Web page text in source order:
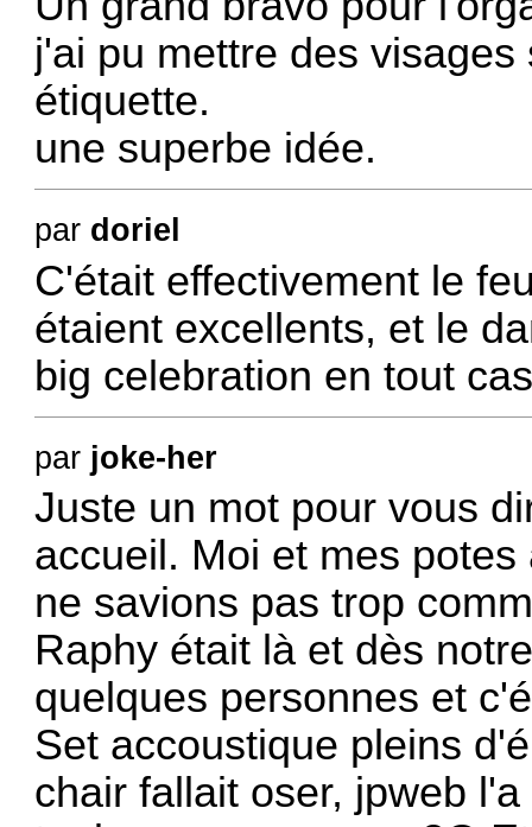
j'ai pu mettre des
étiquette.
une superbe idée.
par doriel
C'était effectivement le
étaient excellents, et le
big celebration en tout
par joke-her
Juste un mot pour vous
accueil. Moi et mes
ne savions pas trop
Raphy était là et dès
quelques personnes et
Set accoustique pleins
chair fallait oser, jpweb